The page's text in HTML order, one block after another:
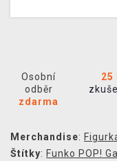
Osobní
odběr
zdarma
25
Merchandise:
Štítky: Funko POP!